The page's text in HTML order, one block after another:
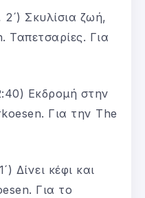
Σκυλίσια ζωή,
Ταπετσαρίες. Για
Εκδρομή στην
Για την The
Δίνει κέφι και
Για το